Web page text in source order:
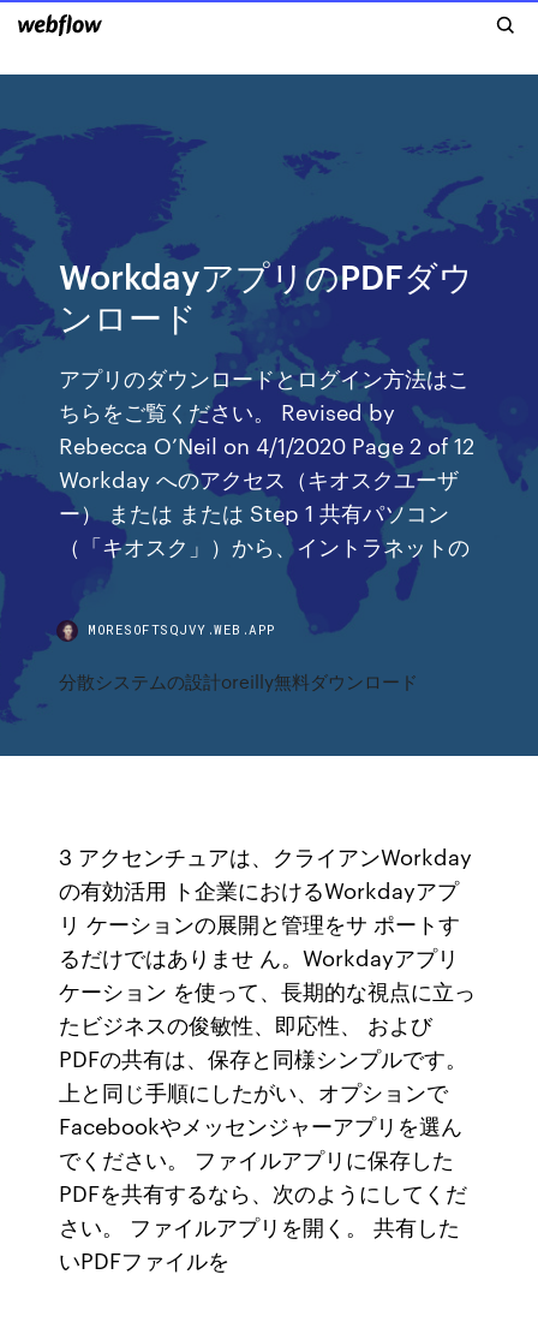
WorkdayアプリのPDFダウ
ンロード
アプリのダウンロードとログイン方法はこ
ちらをご覧ください。 Revised by
Rebecca O’Neil on 4/1/2020 Page 2 of 12
Workday へのアクセス（キオスクユーザ
ー） または または Step 1 共有パソコン
（「キオスク」）から、イントラネットの
MORESOFTSQJVY.WEB.APP
分散システムの設計oreilly無料ダウンロード
3 アクセンチュアは、クライアンWorkday
の有効活用 ト企業におけるWorkdayアプ
リ ケーションの展開と管理をサ ポートす
るだけではありませ ん。Workdayアプリ
ケーション を使って、長期的な視点に立っ
たビジネスの俊敏性、即応性、 および
PDFの共有は、保存と同様シンプルです。
上と同じ手順にしたがい、オプションで
Facebookやメッセンジャーアプリを選ん
でください。 ファイルアプリに保存した
PDFを共有するなら、次のようにしてくだ
さい。 ファイルアプリを開く。 共有した
いPDFファイルを